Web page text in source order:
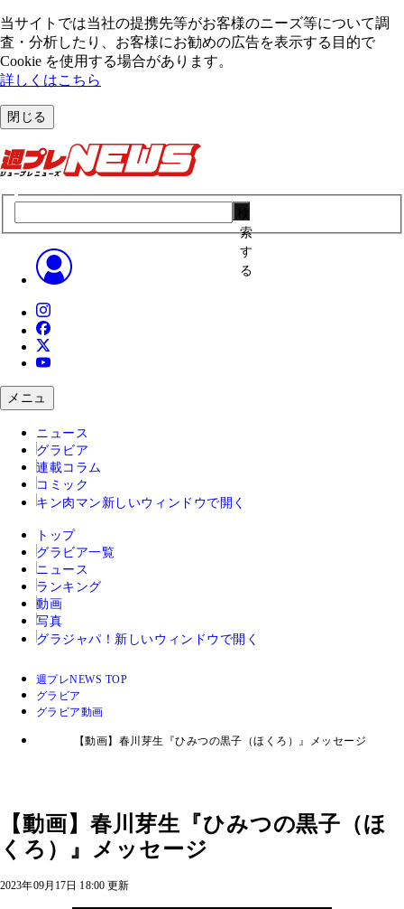
当サイトでは当社の提携先等がお客様のニーズ等について調
査・分析したり、お客様にお勧めの広告を表⽰する⽬的で
Cookie を使⽤する場合があります。
詳しくはこちら
閉じる
索
す
る
メニュ
ニュース
グラビア
連載コラム
コミック
キン肉マン 新しいウィンドウで開く
トップ
グラビア一覧
ニュース
ランキング
動画
写真
グラジャパ！ 新しいウィンドウで開く
週プレNEWS TOP
グラビア
グラビア動画
【動画】春川芽生『ひみつの黒子（ほくろ）』メッセージ
【動画】春川芽生『ひみつの黒子（ほ
くろ）』メッセージ
2023年09月17日 18:00 更新